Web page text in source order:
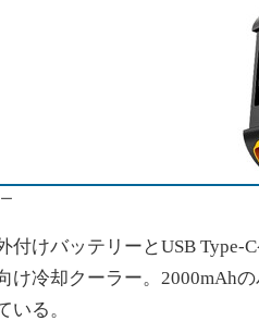
けバッテリーとUSB Type-
け冷却クーラー。2000mAh
いる。